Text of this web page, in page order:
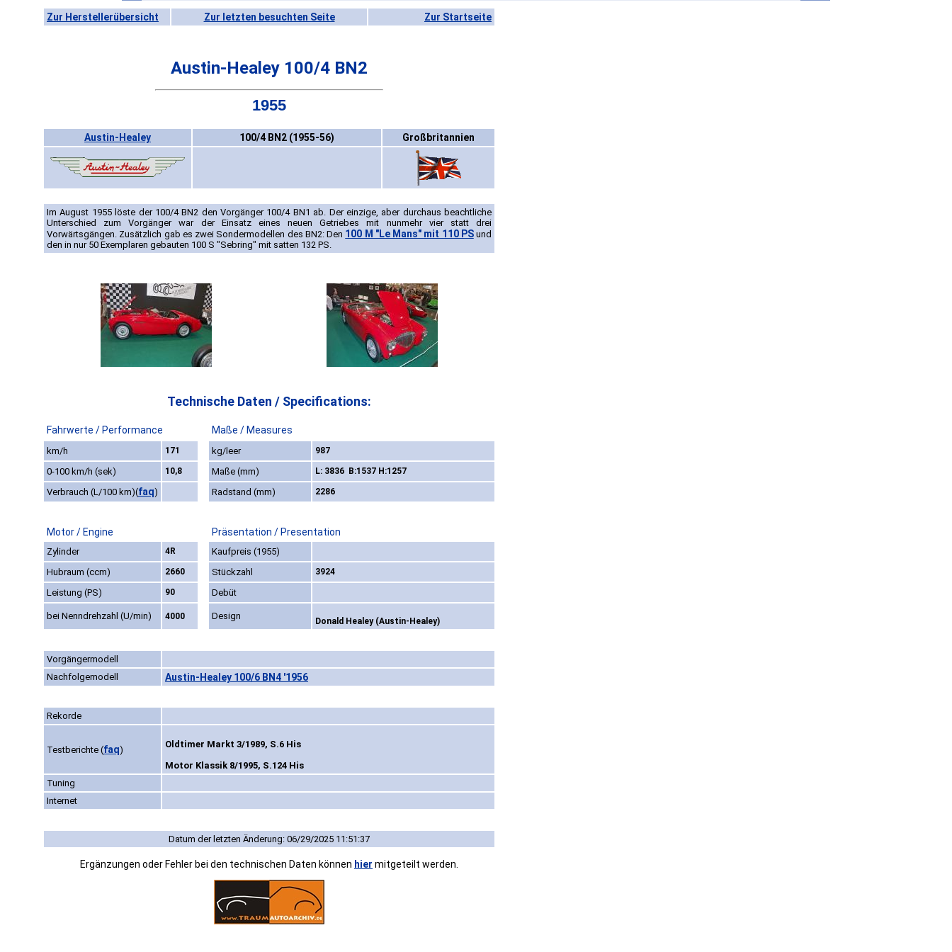
Zur Herstellerübersicht Zur letzten besuchten Seite Zur Startseite
Austin-Healey 100/4 BN2
1955
Austin-Healey 100/4 BN2 (1955-56) Großbritannien
Im August 1955 löste der 100/4 BN2 den Vorgänger 100/4 BN1 ab. Der einzige, aber durchaus beachtliche
Unterschied zum Vorgänger war der Einsatz eines neuen Getriebes mit nunmehr vier statt drei
Vorwärtsgängen. Zusätzlich gab es zwei Sondermodellen des BN2: Den 100 M "Le Mans" mit 110 PSund
den in nur 50 Exemplaren gebauten 100 S "Sebring" mit satten 132 PS.
Technische Daten / Specifications:
Fahrwerte / Performance Maße / Measures
km/h 171 kg/leer 987
0-100 km/h (sek) 10,8 Maße (mm) L: 3836 B:1537 H:1257
Verbrauch (L/100 km)(faq) Radstand (mm) 2286
Motor / Engine Präsentation / Presentation
Zylinder 4R
Kaufpreis (1955)
Hubraum (ccm)
2660 Stückzahl 3924
Leistung (PS) 90 Debüt
bei Nenndrehzahl (U/min) 4000 Design Donald Healey (Austin-Healey)
Vorgängermodell
Nachfolgemodell
Austin-Healey 100/6 BN4 '1956
Rekorde
Testberichte (faq)
Oldtimer Markt 3/1989, S.6 His
Motor Klassik 8/1995, S.124 His
Tuning
Internet
Datum der letzten Änderung: 06/29/2025 11:51:37
Ergänzungen oder Fehler bei den technischen Daten können hier mitgeteilt werden.